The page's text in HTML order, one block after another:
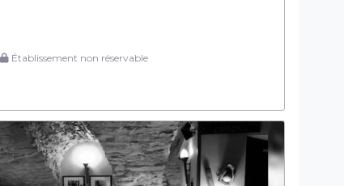
Établissement non réservable